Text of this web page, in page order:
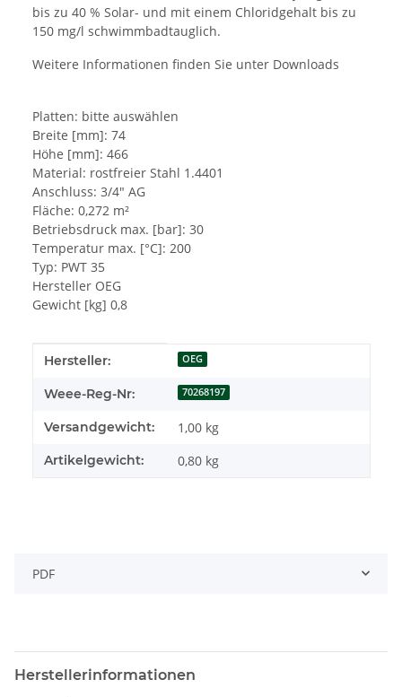
bis zu 40 % Solar- und mit einem Chloridgehalt bis zu
150 mg/l schwimmbadtauglich.
Weitere Informationen finden Sie unter Downloads
Platten: bitte auswählen
Breite [mm]: 74
Höhe [mm]: 466
Material: rostfreier Stahl 1.4401
Anschluss: 3/4" AG
Fläche: 0,272 m²
Betriebsdruck max. [bar]: 30
Temperatur max. [°C]: 200
Typ: PWT 35
Hersteller OEG
Gewicht [kg] 0,8
Produkteigenschaft
Wert
Hersteller: OEG
Weee-Reg-Nr: 70268197
Versandgewicht: 1,00 kg
Artikelgewicht: 0,80 kg
PDF
Herstellerinformationen